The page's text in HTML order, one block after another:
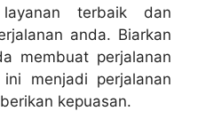
terbaik dan
anda. Biarkan
membuat perjalanan
menjadi perjalanan
kepuasan.